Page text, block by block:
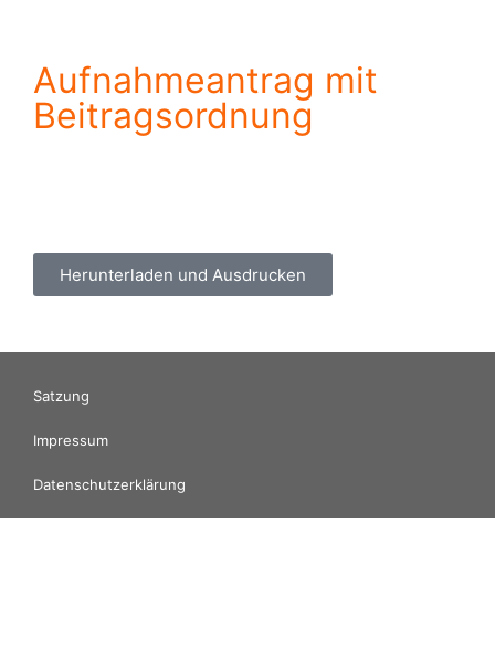
Aufnahmeantrag mit
Beitragsordnung
Herunterladen und Ausdrucken
Satzung
Impressum
Datenschutzerklärung